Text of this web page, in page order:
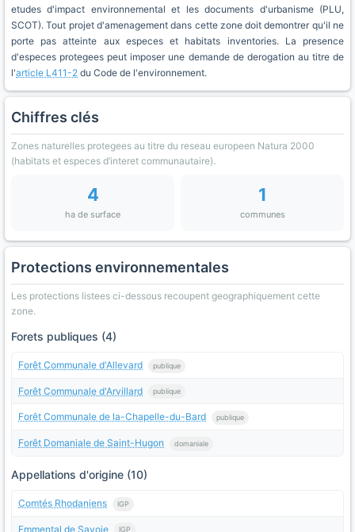
etudes d'impact environnemental et les documents d'urbanisme (PLU,
SCOT). Tout projet d'amenagement dans cette zone doit demontrer qu'il ne
porte pas atteinte aux especes et habitats inventories. La presence
d'especes protegees peut imposer une demande de derogation au titre de
l'article L411-2 du Code de l'environnement.
Chiffres clés
Zones naturelles protegees au titre du reseau europeen Natura 2000
(habitats et especes d’interet communautaire).
4
ha de surface
1
communes
Protections environnementales
Les protections listees ci-dessous recoupent geographiquement cette
zone.
Forets publiques (4)
Forêt Communale d'Allevard publique
Forêt Communale d'Arvillard publique
Forêt Communale de la-Chapelle-du-Bard publique
Forêt Domaniale de Saint-Hugon domaniale
Appellations d'origine (10)
Comtés Rhodaniens IGP
Emmental de Savoie IGP